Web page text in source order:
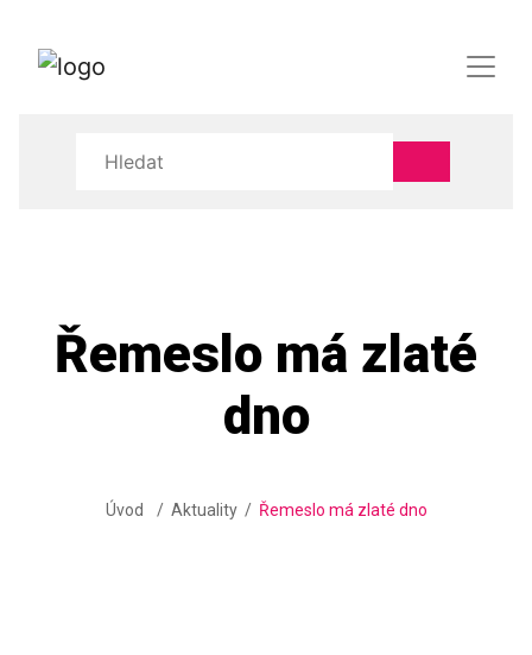
Řemeslo má zlaté
dno
Úvod Aktuality Řemeslo má zlaté dno